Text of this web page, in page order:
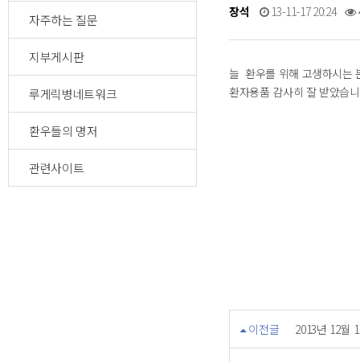
자주하는 질문
지부게시판
루게릭병네트워크
환우들의 명저
관련사이트
장석 13-11-17 20:24
늘 환우를 위해 고생하시는
환자용품 감사히 잘 받았습
이전글 2013년 12월